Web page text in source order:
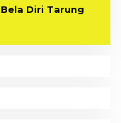
Diri Tarung